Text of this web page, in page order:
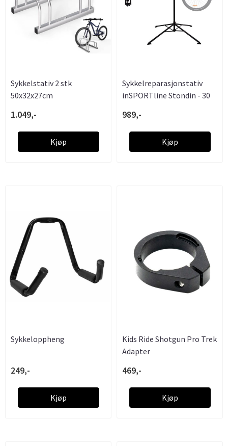
Sykkelstativ 2 stk
50x32x27cm
1.049,-
Kjøp
Sykkelreparasjonstativ
inSPORTline Stondin - 30
989,-
Kjøp
Sykkeloppheng
249,-
Kjøp
Kids Ride Shotgun Pro Trek
Adapter
469,-
Kjøp